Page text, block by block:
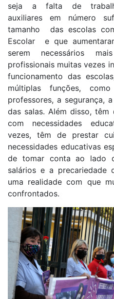
seja a falta de
auxiliares em número
tamanho das escolas
Escolar e que
serem necessários
profissionais muitas vezes
funcionamento das
múltiplas funções,
professores, a segurança,
das salas. Além disso,
com necessidades
vezes, têm de prestar
necessidades educativas
de tomar conta ao lado
salários e a precariedade
uma realidade com que
confrontados.